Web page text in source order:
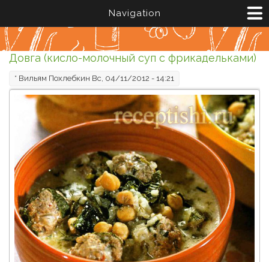
Navigation
Довга (кисло-молочный суп с фрикадельками)
* Вильям Похлебкин Вс, 04/11/2012 - 14:21